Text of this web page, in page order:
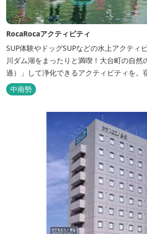
RocaRocaアクティビティ
SUP体験やドッグSUPなどの水上アクティ
川ダム湖をまったりと満喫！大台町の自然
過）」して浄化できるアクティビティを。
営する「キャンプスタイルの宿やまがら」
中南勢